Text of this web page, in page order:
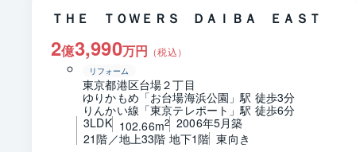
ＴＨＥ ＴＯＷＥＲＳ ＤＡＩＢＡ ＥＡＳＴ
2億3,990万円 （税込）
リフォーム
東京都港区台場２丁目
ゆりかもめ「お台場海浜公園」駅 徒歩3分
りんかい線「東京テレポート」駅 徒歩6分
3LDK 102.66m2 2006年5月築
21階／地上33階 地下1階 東向き